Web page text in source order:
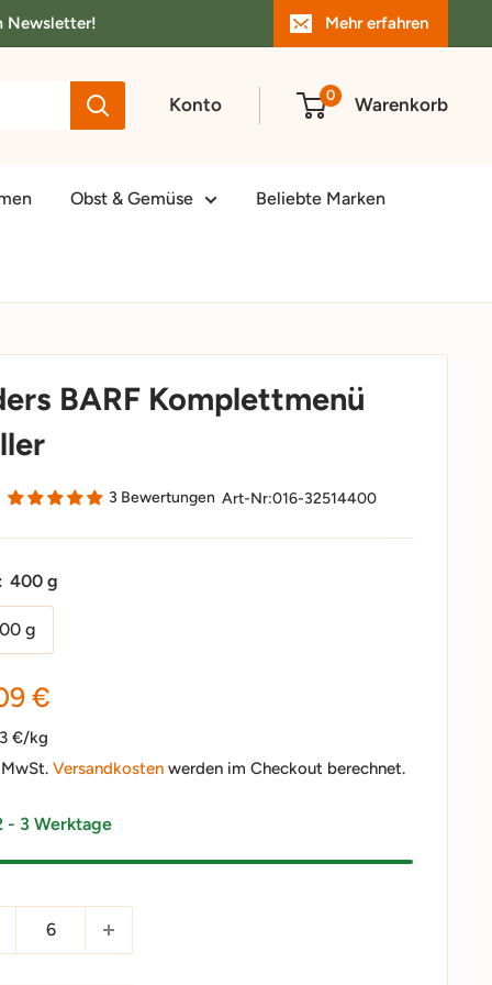
Newsletter! Mehr erfahren
Konto 0 Warenkorb
Obst & Gemüse Beliebte Marken
BARF Komplettmenü
3 Bewertungen Art-Nr:016-32514400
400 g
g
€
€/kg
MwSt.Versandkosten werden im Checkout berechnet.
- 3 Werktage